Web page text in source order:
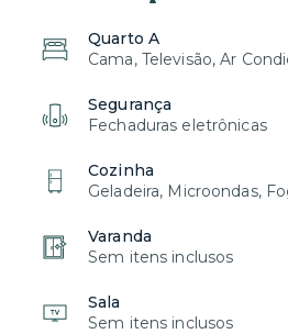
Quarto A
Cama, Televisão, Ar
Segurança
Fechaduras eletrônicas
Cozinha
Geladeira, Microondas,
Varanda
Sem itens inclusos
Sala
Sem itens inclusos